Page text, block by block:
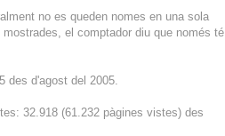
no es queden nomes en una sola
el comptador diu que només té
des d'agost del 2005.
32.918 (61.232 pàgines vistes) des